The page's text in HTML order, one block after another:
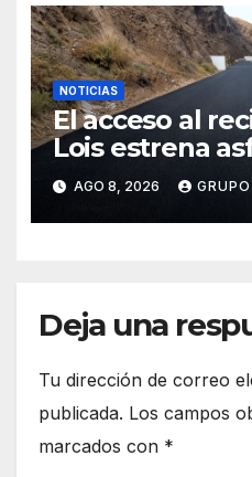
NOTICIAS
El acceso al
Lois estrena
de espera
AGO 8, 2026
Deja una
Tu dirección de correo
publicada. Los campos
marcados con *